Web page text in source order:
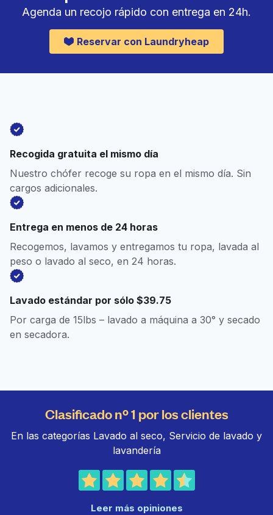
Agenda un recojo rápido con entrega en 24h.
Reservar con Laundryheap
Recogida gratuita el mismo día
Nuestro chófer recoge su ropa en el mismo día. Sin
cargos adicionales.
Entrega en menos de 24 horas
Recogemos, lavamos y entregamos tu ropa, lavada al
peso o lavado al seco, en 24 horas.
Lavado estándar por sólo $39.75
Por carga de 15lbs – lavado a máquina a 30° y secado
en secadora.
Clasificado nº 1 por los clientes
En las categorías Lavado al seco, Servicio de lavado y
lavandería
Leer más opiniones